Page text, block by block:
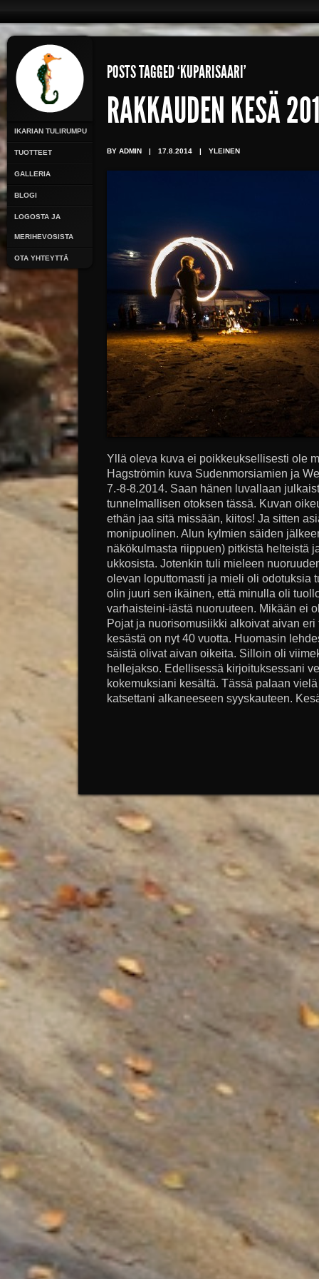
IKARIAN TULIRUMPU
TUOTTEET
GALLERIA
BLOGI
LOGOSTA JA
MERIHEVOSISTA
OTA YHTEYTTÄ
POSTS TAGGED ‘KUPARISAARI’
RAKKAUDEN KESÄ
BY ADMIN | 17.8.2014 | YLEINEN
Yllä oleva kuva ei poikkeuksellisesti ole
Hagströmin kuva Sudenmorsiamien ja
7.-8-8.2014. Saan hänen luvallaan
tunnelmallisen otoksen tässä. Kuvan
ethän jaa sitä missään, kiitos! Ja sitten
monipuolinen. Alun kylmien säiden
näkökulmasta riippuen) pitkistä helteistä
ukkosista. Jotenkin tuli mieleen
olevan loputtomasti ja mieli oli odotuksia
olin juuri sen ikäinen, että minulla oli
varhaisteini-iästä nuoruuteen. Mikään ei
Pojat ja nuorisomusiikki alkoivat aivan
kesästä on nyt 40 vuotta. Huomasin
säistä olivat aivan oikeita. Silloin oli
hellejakso. Edellisessä kirjoituksessani
kokemuksiani kesältä. Tässä palaan
katsettani alkaneeseen syyskauteen.